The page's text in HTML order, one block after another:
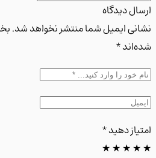
دیدگاه
ایمیل شما منتشر نخواهد شد.
*
دهید*
★
★
★